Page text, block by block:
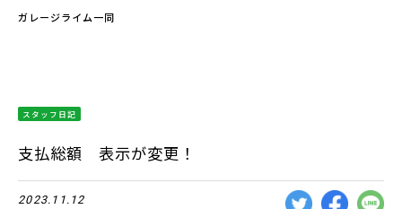
ガレージライム一同
スタッフ日記
支払総額 表示が変更！
2023.11.12